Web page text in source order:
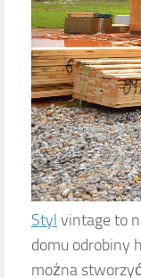
Styl vintage to
domu odrobiny
można